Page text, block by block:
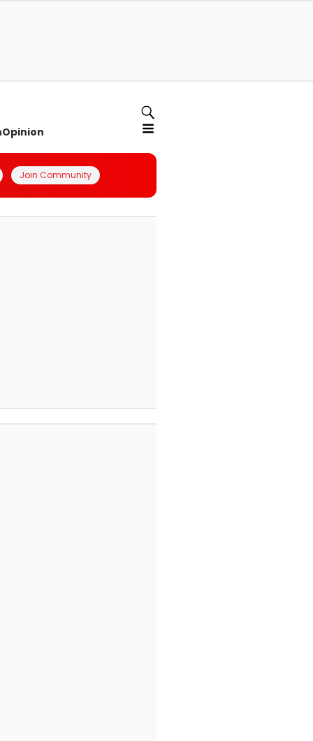
Opinion
Join Community